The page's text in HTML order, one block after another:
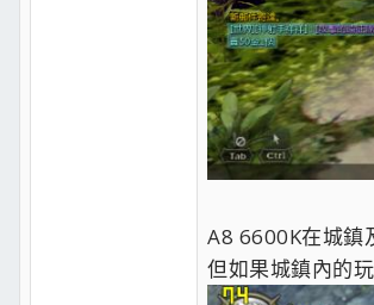
A8 6600K在城鎮
但如果城鎮內的